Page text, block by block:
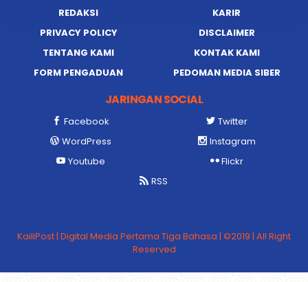
REDAKSI
KARIR
PRIVACY POLICY
DISCLAIMER
TENTANG KAMI
KONTAK KAMI
FORM PENGADUAN
PEDOMAN MEDIA SIBER
JARINGAN SOCIAL
Facebook
Twitter
WordPress
Instagram
Youtube
Flickr
RSS
KailiPost | Digital Media Pertama Tiga Bahasa | ©2019 | All Right
Reserved